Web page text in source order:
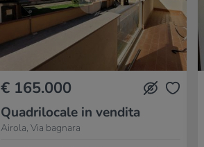
€ 165.000
Quadrilocale in vendita
Airola, Via bagnara